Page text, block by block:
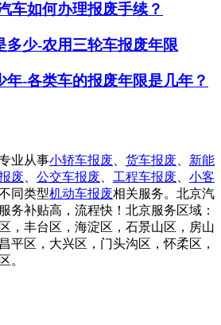
车如何办理报废手续？
多少-农用三轮车报废年限
-各类车的报废年限是几年？
业从事小轿车报废 货车报废
新能
废 公交车报废 工程车报废
小客
同类型机动车报废相关服务。北京汽
务补贴高，流程快！北京服务区域：
，丰台区，海淀区，石景山区，房山
平区，大兴区，门头沟区，怀柔区，
。